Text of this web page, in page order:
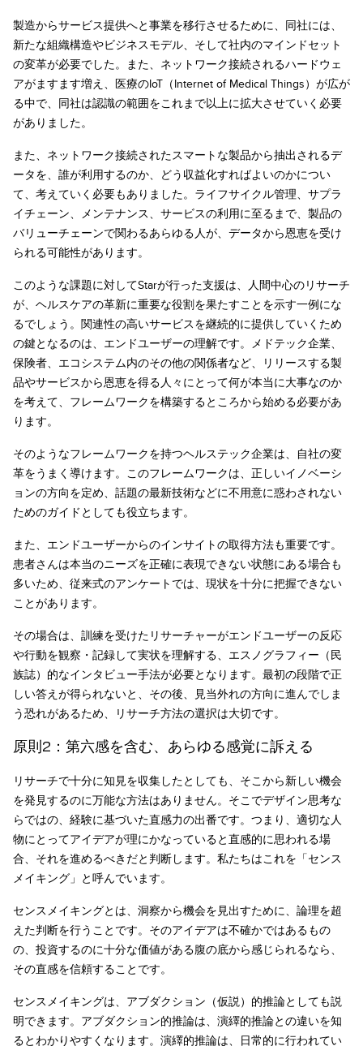
製造からサービス提供へと事業を移行させるために、同社には、
新たな組織構造やビジネスモデル、そして社内のマインドセット
の変革が必要でした。また、ネットワーク接続されるハードウェ
アがますます増え、医療のIoT（Internet of Medical Things）が広が
る中で、同社は認識の範囲をこれまで以上に拡大させていく必要
がありました。
また、ネットワーク接続されたスマートな製品から抽出されるデ
ータを、誰が利用するのか、どう収益化すればよいのかについ
て、考えていく必要もありました。ライフサイクル管理、サプラ
イチェーン、メンテナンス、サービスの利用に至るまで、製品の
バリューチェーンで関わるあらゆる人が、データから恩恵を受け
られる可能性があります。
このような課題に対してStarが行った支援は、人間中心のリサーチ
が、ヘルスケアの革新に重要な役割を果たすことを示す一例にな
るでしょう。関連性の高いサービスを継続的に提供していくため
の鍵となるのは、エンドユーザーの理解です。メドテック企業、
保険者、エコシステム内のその他の関係者など、リリースする製
品やサービスから恩恵を得る人々にとって何が本当に大事なのか
を考えて、フレームワークを構築するところから始める必要があ
ります。
そのようなフレームワークを持つヘルステック企業は、自社の変
革をうまく導けます。このフレームワークは、正しいイノベーシ
ョンの方向を定め、話題の最新技術などに不用意に惑わされない
ためのガイドとしても役立ちます。
また、エンドユーザーからのインサイトの取得方法も重要です。
患者さんは本当のニーズを正確に表現できない状態にある場合も
多いため、従来式のアンケートでは、現状を十分に把握できない
ことがあります。
その場合は、訓練を受けたリサーチャーがエンドユーザーの反応
や行動を観察・記録して実状を理解する、エスノグラフィー（民
族誌）的なインタビュー手法が必要となります。最初の段階で正
しい答えが得られないと、その後、見当外れの方向に進んでしま
う恐れがあるため、リサーチ方法の選択は大切です。
原則2：第六感を含む、あらゆる感覚に訴える
リサーチで十分に知見を収集したとしても、そこから新しい機会
を発見するのに万能な方法はありません。そこでデザイン思考な
らではの、経験に基づいた直感力の出番です。つまり、適切な人
物にとってアイデアが理にかなっていると直感的に思われる場
合、それを進めるべきだと判断します。私たちはこれを「センス
メイキング」と呼んでいます。
センスメイキングとは、洞察から機会を見出すために、論理を超
えた判断を行うことです。そのアイデアは不確かではあるもの
の、投資するのに十分な価値がある腹の底から感じられるなら、
その直感を信頼することです。
センスメイキングは、アブダクション（仮説）的推論としても説
明できます。アブダクション的推論は、演繹的推論との違いを知
るとわかりやすくなります。演繹的推論は、日常的に行われてい